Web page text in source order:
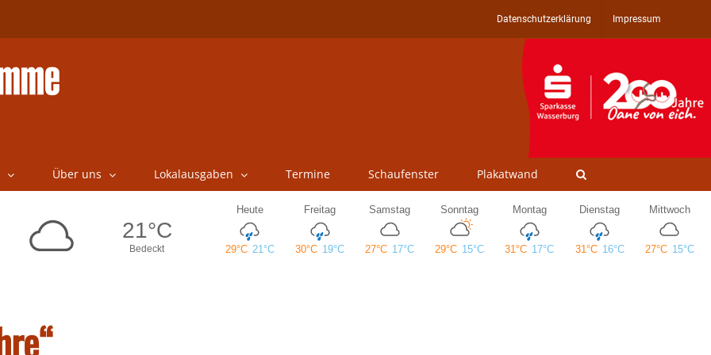
Datenschutzerklärung Impressum
Über uns Lokalausgaben Termine Schaufenster Plakatwand